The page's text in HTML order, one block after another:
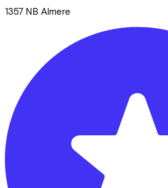
1357 NB Almere